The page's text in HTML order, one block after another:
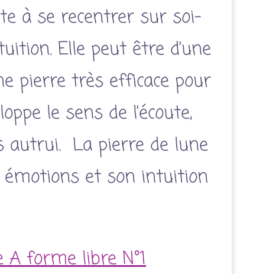
à se recentrer sur soi-
Elle peut être d’une
pierre très efficace pour
le sens de l’écoute,
autrui. La pierre de lune
et son intuition
forme libre N°1